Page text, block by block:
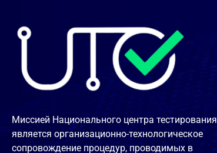
Миссией Национального центра тестирования
является организационно-технологическое
сопровождение процедур, проводимых в